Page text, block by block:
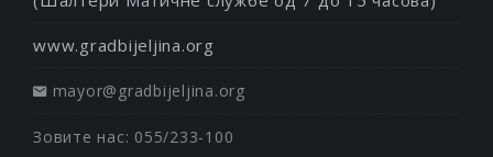
www.gradbijeljina.org
mayor@gradbijeljina.org
Зовите нас: 055/233-100